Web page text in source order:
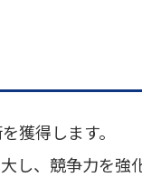
獲得します。
し、競争力を強